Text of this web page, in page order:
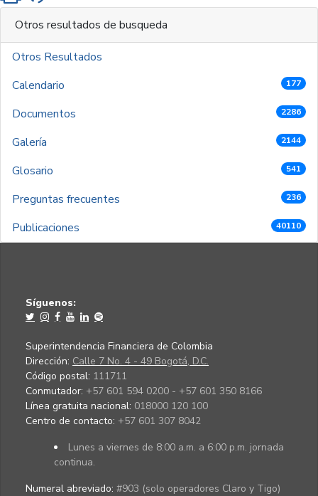
Otros resultados de busqueda
Otros Resultados
Calendario
177
Documentos 2286
Galería 2144
Glosario 541
Preguntas frecuentes 236
Publicaciones 40110
Síguenos:
Superintendencia Financiera de Colombia
Dirección: Calle 7 No. 4 - 49 Bogotá, D.C.
Código postal: 111711
Conmutador: +57 601 594 0200 - +57 601 350 8166
Línea gratuita nacional: 018000 120 100
Centro de contacto: +57 601 307 8042
Lunes a viernes de 8:00 a.m. a 6:00 p.m. jornada
continua.
Numeral abreviado: #903 (solo operadores Claro y Tigo)